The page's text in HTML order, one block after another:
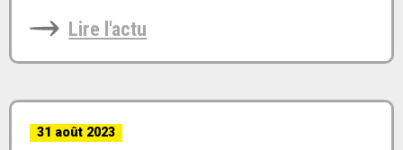
Lire l'actu
31 août 2023